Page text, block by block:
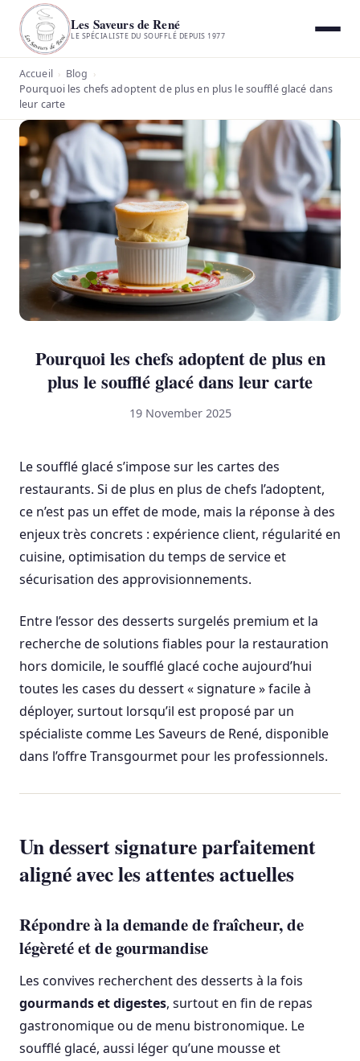
Les Saveurs de René
LE SPÉCIALISTE DU SOUFFLÉ DEPUIS 1977
Accueil › Blog ›
Pourquoi les chefs adoptent de plus en plus le soufflé glacé dans
leur carte
Pourquoi les chefs adoptent de plus en
plus le soufflé glacé dans leur carte
19 November 2025
Le soufflé glacé s’impose sur les cartes des
restaurants. Si de plus en plus de chefs l’adoptent,
ce n’est pas un effet de mode, mais la réponse à des
enjeux très concrets : expérience client, régularité en
cuisine, optimisation du temps de service et
sécurisation des approvisionnements.
Entre l’essor des desserts surgelés premium et la
recherche de solutions fiables pour la restauration
hors domicile, le soufflé glacé coche aujourd’hui
toutes les cases du dessert « signature » facile à
déployer, surtout lorsqu’il est proposé par un
spécialiste comme Les Saveurs de René, disponible
dans l’offre Transgourmet pour les professionnels.
Un dessert signature parfaitement
aligné avec les attentes actuelles
Répondre à la demande de fraîcheur, de
légèreté et de gourmandise
Les convives recherchent des desserts à la fois
gourmands et digestes, surtout en fin de repas
gastronomique ou de menu bistronomique. Le
soufflé glacé, aussi léger qu’une mousse et